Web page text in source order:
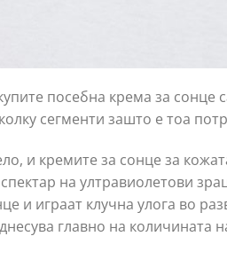
посебна крема за сонце
сегменти зашто е тоа
и кремите за сонце за
на ултравиолетови
и играат клучна улога во
главно на количината